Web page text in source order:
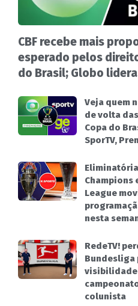
CBF recebe mais
esperado pelos
do Brasil; Globo
Veja quem
de volta
Copa do
SporTV,
Champions
League
nesta
RedeTV!
Bundesliga
visibilidade
colunista